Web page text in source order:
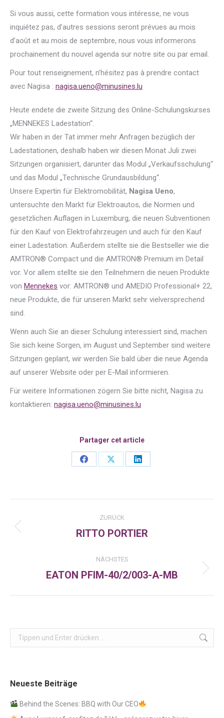
Si vous aussi, cette formation vous intéresse, ne vous
inquiétez pas, d’autres sessions seront prévues au mois
d’août et au mois de septembre, nous vous informerons
prochainement du nouvel agenda sur notre site ou par email.
Pour tout renseignement, n’hésitez pas à prendre contact
avec Nagisa : nagisa.ueno@minusines.lu
Heute endete die zweite Sitzung des Online-Schulungskurses
„MENNEKES Ladestation“.
Wir haben in der Tat immer mehr Anfragen bezüglich der
Ladestationen, deshalb haben wir diesen Monat Juli zwei
Sitzungen organisiert, darunter das Modul „Verkaufsschulung“
und das Modul „Technische Grundausbildung“.
Unsere Expertin für Elektromobilität, Nagisa Ueno,
untersuchte den Markt für Elektroautos, die Normen und
gesetzlichen Auflagen in Luxemburg, die neuen Subventionen
für den Kauf von Elektrofahrzeugen und auch für den Kauf
einer Ladestation. Außerdem stellte sie die Bestseller wie die
AMTRON® Compact und die AMTRON® Premium im Detail
vor. Vor allem stellte sie den Teilnehmern die neuen Produkte
von Mennekes vor: AMTRON® und AMEDIO Professional+ 22,
neue Produkte, die für unseren Markt sehr vielversprechend
sind.
Wenn auch Sie an dieser Schulung interessiert sind, machen
Sie sich keine Sorgen, im August und September sind weitere
Sitzungen geplant, wir werden Sie bald über die neue Agenda
auf unserer Website oder per E-Mail informieren.
Für weitere Informationen zögern Sie bitte nicht, Nagisa zu
kontaktieren: nagisa.ueno@minusines.lu
Partager cet article
Share
Share
Share
Kommentarnavigation
ZURÜCK
Vorheriger
RITTO PORTIER
NÄCHSTES
Nächster
EATON PFIM-40/2/003-A-MB
Search:
Neueste Beiträge
Behind the Scenes: BBQ with Our CEO